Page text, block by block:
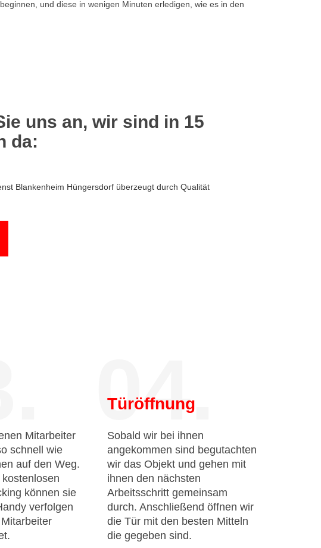
und diese in wenigen Minuten erledigen, wie es in den
uns an, wir sind in 15
da:
Blankenheim Hüngersdorf überzeugt durch Qualität
Mitarbeiter
schnell wie
auf den Weg.
können sie
verfolgen
04.
Türöffnung
Sobald wir bei ihnen
angekommen sind begutachten
wir das Objekt und gehen mit
ihnen den nächsten
Arbeitsschritt gemeinsam
durch. Anschließend öffnen wir
die Tür mit den besten Mitteln
die gegeben sind.